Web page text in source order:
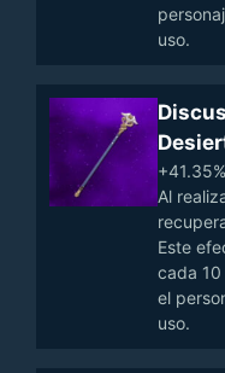
uso.
Al
Este
cada
el
uso.